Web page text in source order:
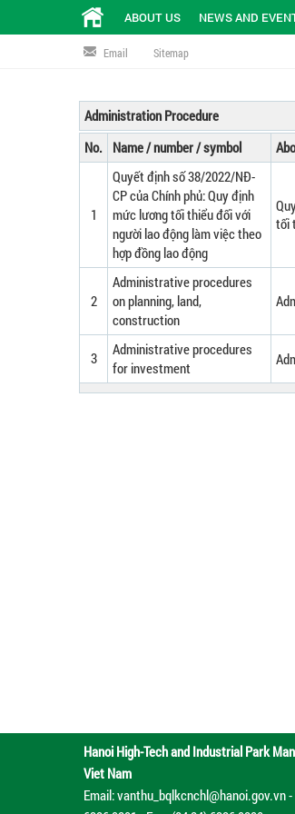
ABOUT US NEWS AND
Email Sitemap
Administration Procedure
No. Name / number / symbol
1
Quyết định số 38/2022/NĐ-
CP của Chính phủ: Quy định
mức lương tối thiểu đối với
người lao động làm việc theo
hợp đồng lao động
tối
2
Administrative procedures
on planning, land,
construction
3
Administrative procedures
for investment
Hanoi High-Tech and Industrial Park
Viet Nam
Email: vanthu_bqlkcnchl@hanoi.gov.vn